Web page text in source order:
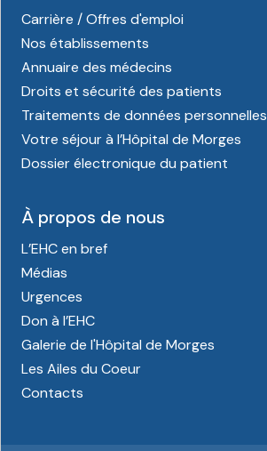
Carrière / Offres d'emploi
Nos établissements
Annuaire des médecins
Droits et sécurité des patients
Traitements de données personnelles
Votre séjour à l’Hôpital de Morges
Dossier électronique du patient
À propos de nous
L’EHC en bref
Médias
Urgences
Don à l’EHC
Galerie de l'Hôpital de Morges
Les Ailes du Coeur
Contacts